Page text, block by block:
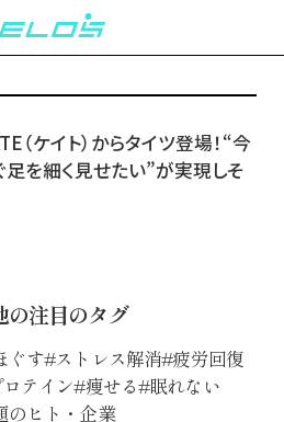
（ケイト）からタイツ登場！“今
足を細く見せたい”が実現しそ
の注目のタグ
ぐす ストレス解消 疲労回復
テイン 痩せる 眠れない
のヒト・企業